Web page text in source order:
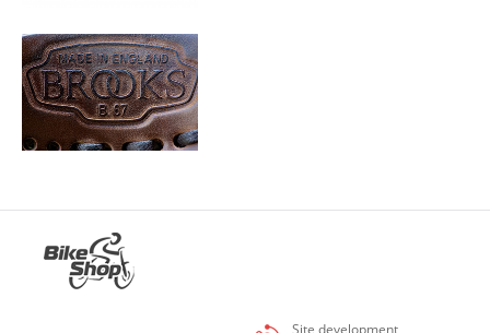
Site development